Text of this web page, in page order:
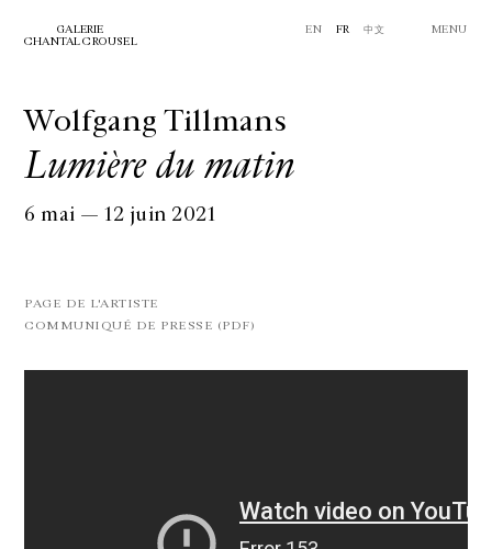
GALERIE
CHANTAL CROUSEL
EN FR 中文 MENU
Wolfgang Tillmans
Lumière du matin
6 mai — 12 juin 2021
PAGE DE L'ARTISTE
COMMUNIQUÉ DE PRESSE (PDF)